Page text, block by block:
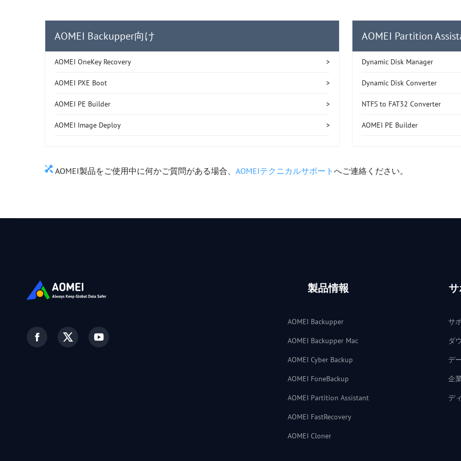
AOMEI Backupper向け
AOMEI OneKey Recovery
AOMEI PXE Boot
AOMEI PE Builder
AOMEI Image Deploy
AOMEI Partition
Dynamic Disk Manager
Dynamic Disk Converter
NTFS to FAT32 Converter
AOMEI PE Builder
AOMEI製品をご使用中に何かご質問がある場合、 AOMEIテクニカルサポート へご連絡ください。
製品情報
AOMEI Backupper
AOMEI Backupper Mac
AOMEI Cyber Backup
AOMEI FoneBackup
AOMEI Partition Assistant
AOMEI FastRecovery
AOMEI Cloner
サ
ダ
デ
企
デ